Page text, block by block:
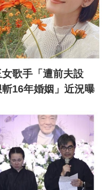
歌手「遭前夫設
16年婚姻」近況曝